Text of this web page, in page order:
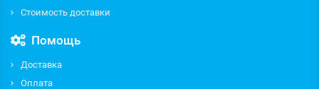
Стоимость доставки
Помощь
Доставка
Оплата